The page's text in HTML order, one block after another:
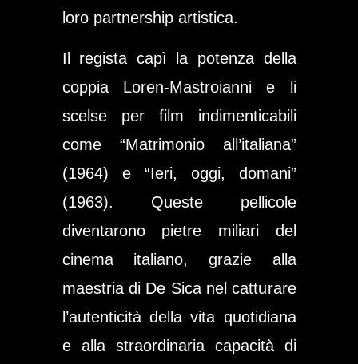
loro partnership artistica.
Il regista capì la potenza della
coppia Loren-Mastroianni e li
scelse per film indimenticabili
come “Matrimonio all’italiana”
(1964) e “Ieri, oggi, domani”
(1963). Queste pellicole
diventarono pietre miliari del
cinema italiano, grazie alla
maestria di De Sica nel catturare
l’autenticità della vita quotidiana
e alla straordinaria capacità di